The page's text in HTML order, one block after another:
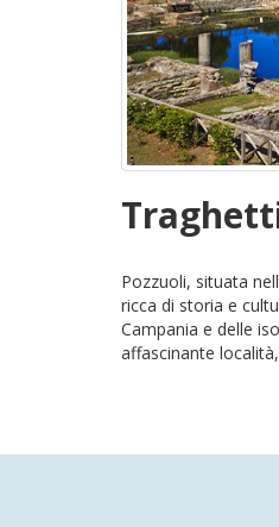
Pozzuoli, situata
ricca di storia e
Campania e delle
affascinante località,